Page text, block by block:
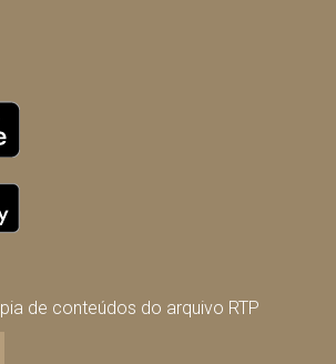
de conteúdos do arquivo RTP